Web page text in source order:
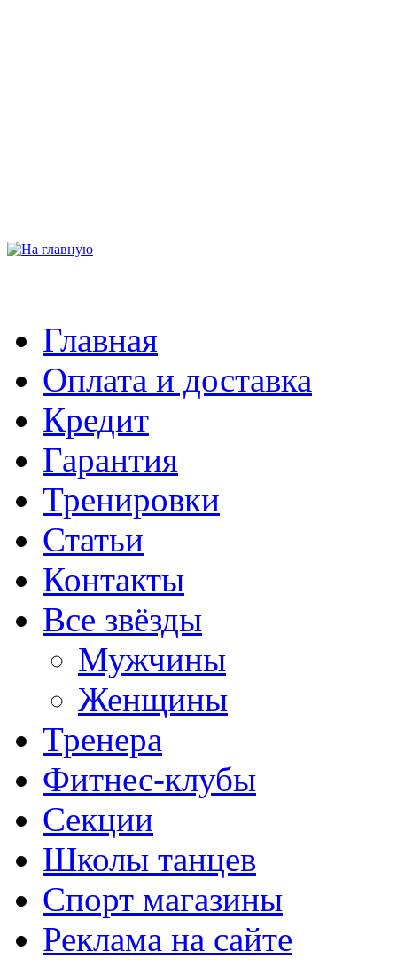
Главная
Оплата и доставка
Кредит
Гарантия
Тренировки
Статьи
Контакты
Все звёзды
Мужчины
Женщины
Тренера
Фитнес-клубы
Секции
Школы танцев
Спорт магазины
Реклама на сайте